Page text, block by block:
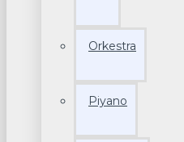
Orkestra
Piyano